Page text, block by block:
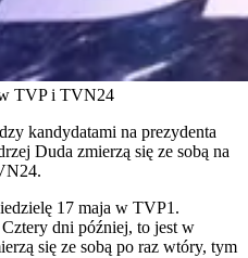
TVP i TVN24
kandydatami na prezydenta
Duda zmierzą się ze sobą na
17 maja w TVP1.
dni później, to jest w
się ze sobą po raz wtóry, tym